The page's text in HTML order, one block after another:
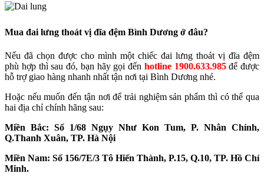
Mua đai lưng thoát vị đĩa đệm Bình Dương ở đâu?
Nếu đã chọn được cho mình một chiếc đai lưng thoát vị đĩa đệm
phù hợp thì sau đó, bạn hãy gọi đến hotline 1900.633.985để được
hỗ trợ giao hàng nhanh nhất tận nơi tại Bình Dương nhé.
Hoặc nếu muốn đến tận nơi để trải nghiệm sản phẩm thì có thể qua
hai địa chỉ chính hãng sau:
Miền Bắc: Số 1/68 Ngụy Như Kon Tum, P. Nhân Chính,
Q.Thanh Xuân, TP. Hà Nội
Miền Nam: Số 156/7E/3 Tô Hiến Thành, P.15, Q.10, TP. Hồ Chí
Minh.